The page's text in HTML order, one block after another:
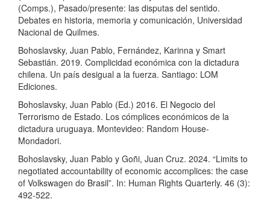
(Comps.), Pasado/presente: las disputas del sentido.
Debates en historia, memoria y comunicación, Universidad
Nacional de Quilmes.
Bohoslavsky, Juan Pablo, Fernández, Karinna y Smart
Sebastián. 2019. Complicidad económica con la dictadura
chilena. Un país desigual a la fuerza. Santiago: LOM
Ediciones.
Bohoslavsky, Juan Pablo (Ed.) 2016. El Negocio del
Terrorismo de Estado. Los cómplices económicos de la
dictadura uruguaya. Montevideo: Random House-
Mondadori.
Bohoslavsky, Juan Pablo y Goñi, Juan Cruz. 2024. “Limits to
negotiated accountability of economic accomplices: the case
of Volkswagen do Brasil”. In: Human Rights Quarterly. 46 (3):
492-522.